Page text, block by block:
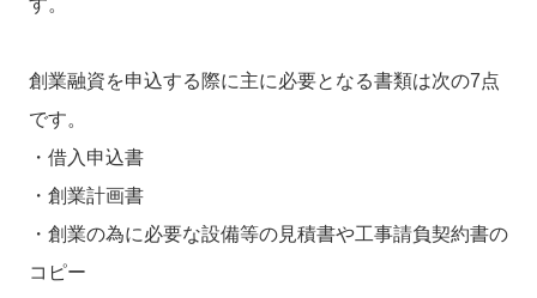
創業融資を申込する際に主に必要となる書類は次の7点
です。
・借入申込書
・創業計画書
・創業の為に必要な設備等の見積書や工事請負契約書の
コピー